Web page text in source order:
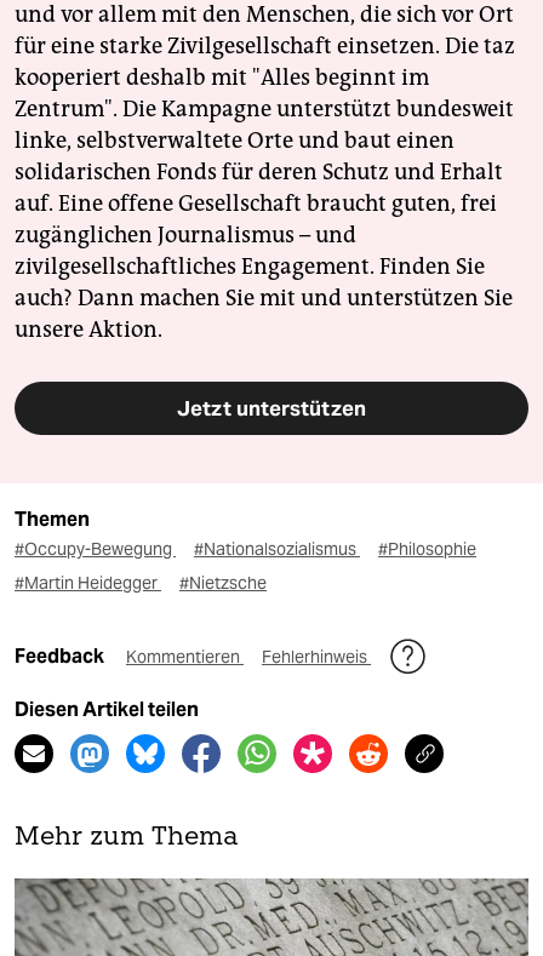
und vor allem mit den Menschen, die sich vor Ort
für eine starke Zivilgesellschaft einsetzen. Die taz
kooperiert deshalb mit "Alles beginnt im
Zentrum". Die Kampagne unterstützt bundesweit
linke, selbstverwaltete Orte und baut einen
solidarischen Fonds für deren Schutz und Erhalt
auf. Eine offene Gesellschaft braucht guten, frei
zugänglichen Journalismus – und
zivilgesellschaftliches Engagement. Finden Sie
auch? Dann machen Sie mit und unterstützen Sie
unsere Aktion.
Jetzt unterstützen
Themen
#Occupy-Bewegung #Nationalsozialismus
#Philosophie
#Martin Heidegger
#Nietzsche
Feedback Kommentieren Fehlerhinweis
Diesen Artikel teilen
Mehr zum Thema